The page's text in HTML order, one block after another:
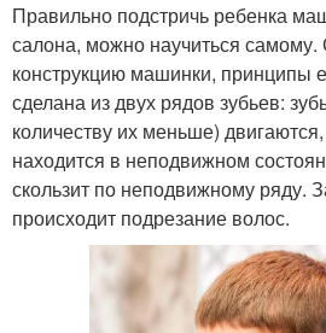
Правильно подстричь ребенка
салона, можно научиться самому.
конструкцию машинки, принципы
сделана из двух рядов зубьев:
количеству их меньше)
находится в неподвижном
скользит по неподвижному ряду.
происходит подрезание волос.